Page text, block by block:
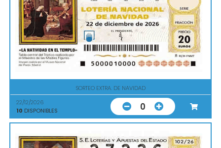
SORTEO EXTRA. DE NAVIDAD
22/12/2026
10 DISPONIBLES 0